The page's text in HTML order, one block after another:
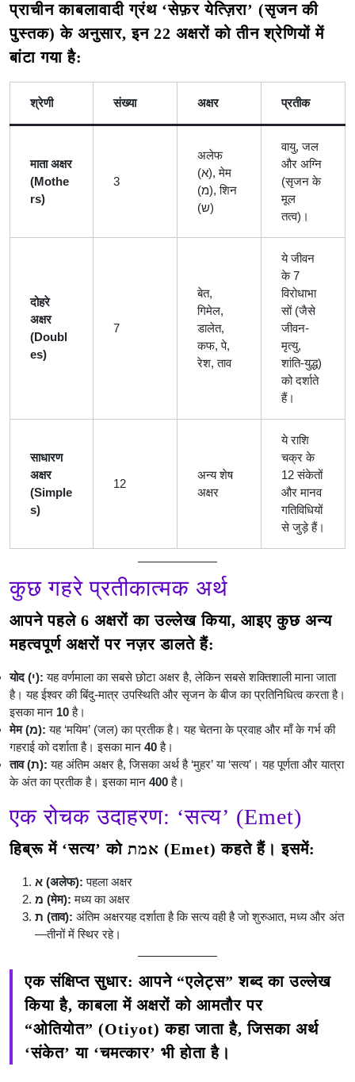
प्राचीन काबलावादी ग्रंथ ‘सेफ़र येत्ज़िरा’ (सृजन की
पुस्तक) के अनुसार, इन 22 अक्षरों को तीन श्रेणियों में
बांटा गया है:
श्रेणी संख्या अक्षर प्रतीक
माता अक्षर
(Mothe
rs)
3
अलेफ
(א), मेम
(מ), शिन
(ש)
वायु, जल
और अग्नि
(सृजन के
मूल
तत्व)।
दोहरे
अक्षर
(Doubl
es)
7
बेत,
गिमेल,
डालेत,
कफ, पे,
रेश, ताव
ये जीवन
के 7
विरोधाभा
सों (जैसे
जीवन-
मृत्यु,
शांति-युद्ध)
को दर्शाते
हैं।
साधारण
अक्षर
(Simple
s)
12
अन्य शेष
अक्षर
ये राशि
चक्र के
12 संकेतों
और मानव
गतिविधियों
से जुड़े हैं।
कुछ गहरे प्रतीकात्मक अर्थ
आपने पहले 6 अक्षरों का उल्लेख किया, आइए कुछ अन्य
महत्वपूर्ण अक्षरों पर नज़र डालते हैं:
योद (י): यह वर्णमाला का सबसे छोटा अक्षर है, लेकिन सबसे शक्तिशाली माना जाता
है। यह ईश्वर की बिंदु-मात्र उपस्थिति और सृजन के बीज का प्रतिनिधित्व करता है।
इसका मान 10है।
मेम (מ): यह ‘मयिम’ (जल) का प्रतीक है। यह चेतना के प्रवाह और माँ के गर्भ की
गहराई को दर्शाता है। इसका मान 40है।
ताव (ת): यह अंतिम अक्षर है, जिसका अर्थ है ‘मुहर’ या ‘सत्य’। यह पूर्णता और यात्रा
के अंत का प्रतीक है। इसका मान 400है।
एक रोचक उदाहरण: ‘सत्य’ (Emet)
हिब्रू में ‘सत्य’ को אמת (Emet) कहते हैं। इसमें:
א (अलेफ): पहला अक्षर
מ (मेम): मध्य का अक्षर
ת (ताव): अंतिम अक्षरयह दर्शाता है कि सत्य वही है जो शुरुआत, मध्य और अंत
—तीनों में स्थिर रहे।
एक संक्षिप्त सुधार: आपने “एलेट्स” शब्द का उल्लेख
किया है, काबला में अक्षरों को आमतौर पर
“ओतियोत” (Otiyot) कहा जाता है, जिसका अर्थ
‘संकेत’ या ‘चमत्कार’ भी होता है।